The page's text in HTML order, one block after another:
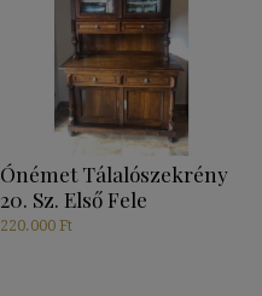
Ónémet Tálalószekrény
20. Sz. Első Fele
220.000 Ft